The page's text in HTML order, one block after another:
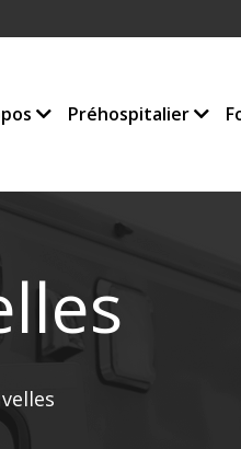
Préhospitalier